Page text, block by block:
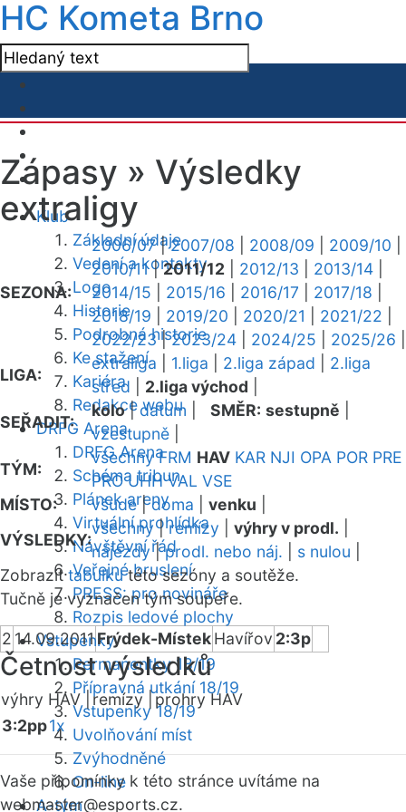
HC Kometa Brno
Klub
Základní údaje
Vedení a kontakty
Logo
Historie
Podrobná historie
Ke stažení
Kariéra
Redakce webu
DRFG Arena
DRFG Arena
Schéma tribun
Plánek areny
Virtuální prohlídka
Návštěvní řád
Veřejné bruslení
PRESS: pro novináře
Rozpis ledové plochy
Vstupenky
Permanentky 18/19
Přípravná utkání 18/19
Vstupenky 18/19
Uvolňování míst
Zvýhodněné
On-line
A-tým
Zápasy » Výsledky
extraligy
SEZONA:
2006/07|2007/08 2008/09 2009/10
2010/11|2011/12 2012/13 2013/14
2014/15
2015/16 2016/17 2017/18
2018/19
2019/20 2020/21 2021/22
2022/23|2023/24 2024/25 2025/26
LIGA:
extraliga 1.liga 2.liga západ
2.liga
střed
2.liga východ
SEŘADIT:
kolo|datum SMĚR: sestupně
vzestupně
TÝM:
všechny FRM HAV KAR NJI OPA POR PRE
PRO UHH VAL VSE
MÍSTO:
všude|doma venku
VÝSLEDKY:
všechny|remízy výhry v prodl.
nájezdy|prodl. nebo náj. s nulou
Zobrazittabulkutéto sezóny a soutěže.
Tučně je vyznačen tým soupeře.
2 14.09.2011Frýdek-MístekHavířov 2:3p
Četnost výsledků
výhry HAV |remízy |prohry HAV
3:2pp1x
Vaše připomínky k této stránce uvítáme na
webmaster@esports.cz.